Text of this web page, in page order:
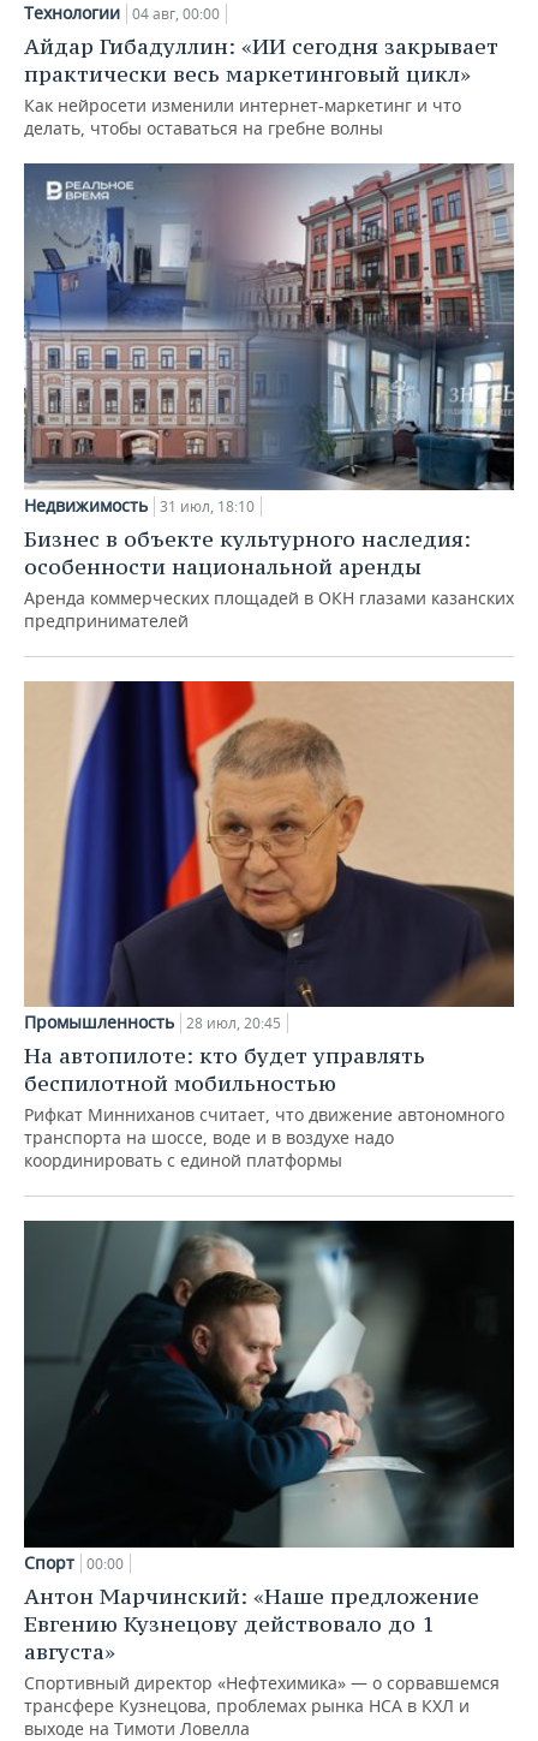
Технологии 04 авг, 00:00
Айдар Гибадуллин: «ИИ сегодня закрывает
практически весь маркетинговый цикл»
Как нейросети изменили интернет-маркетинг и что
делать, чтобы оставаться на гребне волны
Недвижимость 31 июл, 18:10
Бизнес в объекте культурного наследия:
особенности национальной аренды
Аренда коммерческих площадей в ОКН глазами казанских
предпринимателей
Промышленность 28 июл, 20:45
На автопилоте: кто будет управлять
беспилотной мобильностью
Рифкат Минниханов считает, что движение автономного
транспорта на шоссе, воде и в воздухе надо
координировать с единой платформы
Спорт 00:00
Антон Марчинский: «Наше предложение
Евгению Кузнецову действовало до 1
августа»
Спортивный директор «Нефтехимика» — о сорвавшемся
трансфере Кузнецова, проблемах рынка НСА в КХЛ и
выходе на Тимоти Ловелла